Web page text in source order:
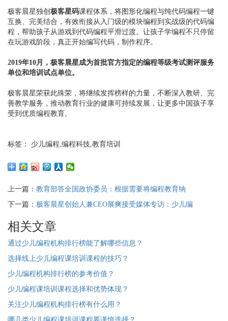
极客晨星独创 极客星码课程体系，将图形化编程与纯代码编程一键
互换、完美结合，有效衔接从入门级的模块编程到实战级的代码编
程，帮助孩子从游戏到代码编程平滑过渡。让孩子学编程不只停留
在玩游戏阶段，真正开始编写代码，制作程序。
2019年10月，极客晨星成为首批官方指定的编程等级考试测评服务
单位和培训试点单位。
极客晨星荣获此殊荣，将继续发挥榜样的力量，不断深入教研、完
善教学服务，推动教育行业的健康可持续发展，让更多中国孩子享
受到优质编程教育。
标签： 少儿编程,编程科技,教育培训
上一篇： 教育部答全国政协委员：根据需要将编程教育纳
下一篇： 极客晨星创始人兼CEO展爽接受媒体专访：少儿编
相关文章
通过少儿编程机构排行榜能了解哪些信息？
选择线上少儿编程课培训课程的技巧？
少儿编程机构排行榜的参考价值？
少儿编程课培训课程选择和优势体现？
关注少儿编程机构排行榜有什么用？